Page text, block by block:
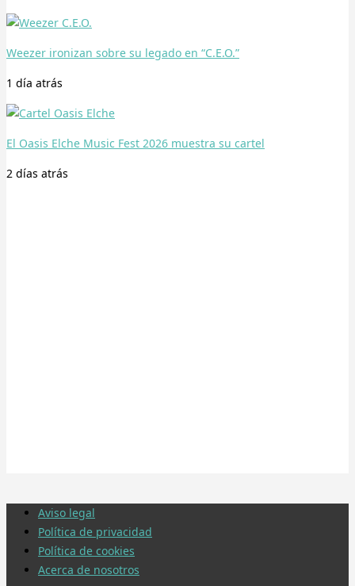
Weezer ironizan sobre su legado en “C.E.O.”
1 día atrás
El Oasis Elche Music Fest 2026 muestra su cartel
2 días atrás
Aviso legal
Política de privacidad
Política de cookies
Acerca de nosotros